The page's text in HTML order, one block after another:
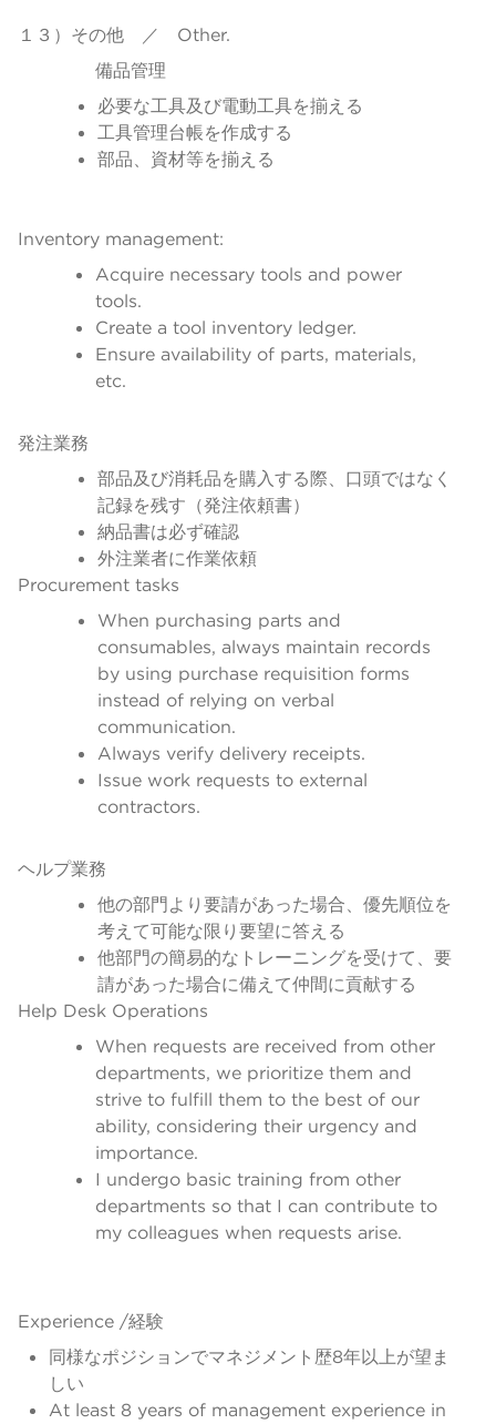
１３）その他 ／ Other.
備品管理
必要な工具及び電動工具を揃える
工具管理台帳を作成する
部品、資材等を揃える
Inventory management:
Acquire necessary tools and power
tools.
Create a tool inventory ledger.
Ensure availability of parts, materials,
etc.
発注業務
部品及び消耗品を購入する際、口頭ではなく
記録を残す（発注依頼書）
納品書は必ず確認
外注業者に作業依頼
Procurement tasks
When purchasing parts and
consumables, always maintain records
by using purchase requisition forms
instead of relying on verbal
communication.
Always verify delivery receipts.
Issue work requests to external
contractors.
ヘルプ業務
他の部門より要請があった場合、優先順位を
考えて可能な限り要望に答える
他部門の簡易的なトレーニングを受けて、要
請があった場合に備えて仲間に貢献する
Help Desk Operations
When requests are received from other
departments, we prioritize them and
strive to fulfill them to the best of our
ability, considering their urgency and
importance.
I undergo basic training from other
departments so that I can contribute to
my colleagues when requests arise.
Experience /経験
同様なポジションでマネジメント歴8年以上が望ま
しい
At least 8 years of management experience in